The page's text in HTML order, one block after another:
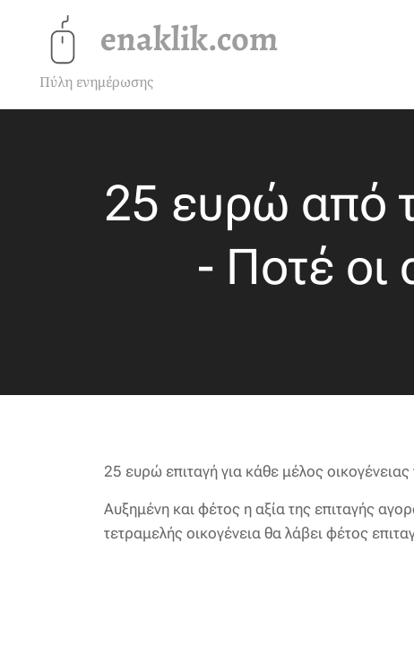
enaklik.com
Πύλη ενημέρωσης
25 ευρώ από
- Ποτέ οι
25 ευρώ επιταγή για κάθε μέλος
Αυξημένη και φέτος η αξία της επιταγής
τετραμελής οικογένεια θα λάβει φέτος